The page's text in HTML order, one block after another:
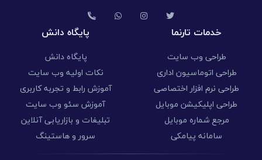
خدمات تارنما
طراحی وب سایت
طراحی اتوماسیون اداری
طراحی نرم افزار اختصاصی
طراحی اپلیکیشن موبایل
مرجع شماره موبایل
سامانه پیامکی
پایگاه دانش
پایگاه دانش
نکات اولیه وب سایت
آموزش رابط و تجربه کاربری
آموزش سئو وب سایت
تبلیغات و بازاریابی آنلاین
سرور و هاستینگ